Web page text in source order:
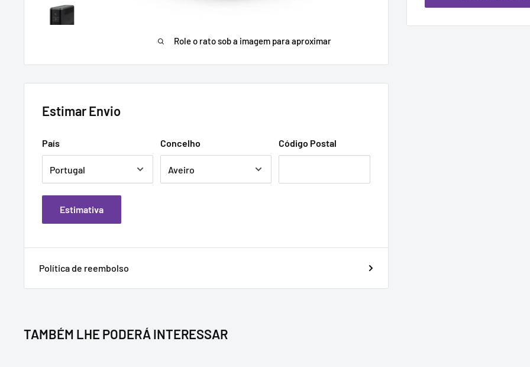
Role o rato sob a imagem para aproximar
Estimar Envio
País Concelho Código Postal
Estimativa
Política de reembolso
TAMBÉM LHE PODERÁ INTERESSAR